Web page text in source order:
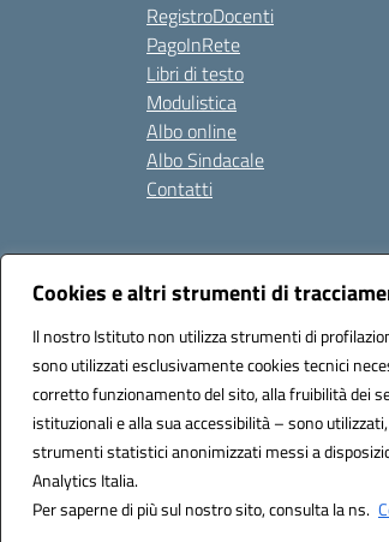
Cookies e altri strumenti di
Il nostro Istituto non utilizza strumenti di
sono utilizzati esclusivamente cookies tecnici
corretto funzionamento del sito, alla fruibilità dei
istituzionali e alla sua accessibilità – sono
strumenti statistici anonimizzati messi a
Analytics Italia.
Per saperne di più sul nostro sito, consulta la ns.
RegistroDocenti
PagoInRete
Libri di testo
Modulistica
Albo online
Albo Sindacale
Contatti